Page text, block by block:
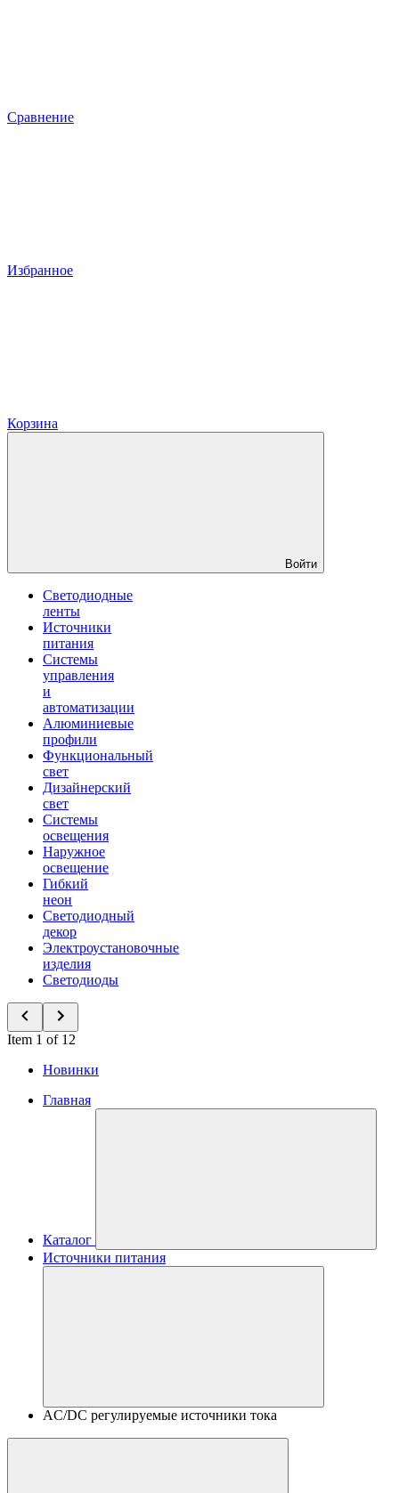
Сравнение
Избранное
Корзина
Войти
Светодиодные
ленты
Источники
питания
Системы
управления
и
автоматизации
Алюминиевые
профили
Функциональный
свет
Дизайнерский
свет
Системы
освещения
Наружное
освещение
Гибкий
неон
Светодиодный
декор
Электроустановочные
изделия
Светодиоды
Item 1 of 12
Новинки
Главная
Каталог
Источники питания
AC/DC регулируемые источники тока